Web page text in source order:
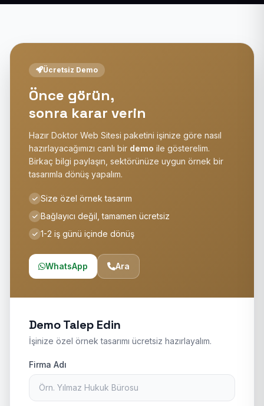
Ücretsiz Demo
Önce görün,
sonra karar verin
Hazır Doktor Web Sitesi paketini işinize göre nasıl
hazırlayacağımızı canlı bir demo ile gösterelim.
Birkaç bilgi paylaşın, sektörünüze uygun örnek bir
tasarımla dönüş yapalım.
Size özel örnek tasarım
Bağlayıcı değil, tamamen ücretsiz
1-2 iş günü içinde dönüş
WhatsApp Ara
Demo Talep Edin
İşinize özel örnek tasarımı ücretsiz hazırlayalım.
Firma Adı